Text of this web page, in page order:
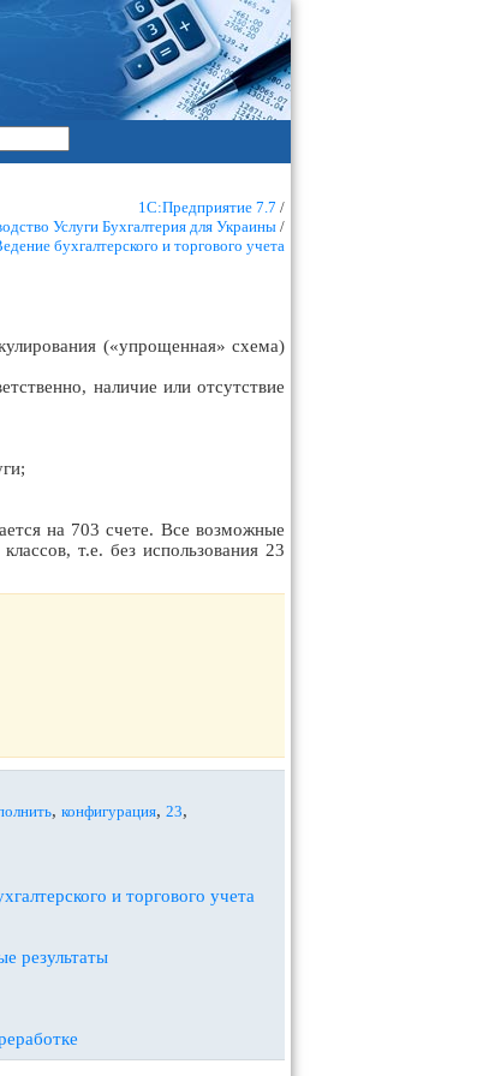
1С:Предприятие 7.7 /
Услуги Бухгалтерия для Украины /
бухгалтерского и торгового учета
(«упрощенная» схема)
наличие или отсутствие
на 703 счете. Все возможные
т.е. без использования 23
, конфигурация, 23,
и торгового учета
результаты